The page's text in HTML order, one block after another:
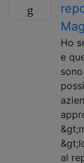
Ho
e
al